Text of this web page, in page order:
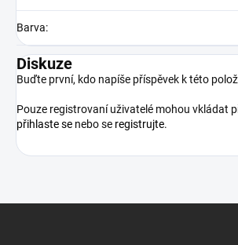
Barva:
Diskuze
Buďte první, kdo napíše příspěvek k této
Pouze registrovaní uživatelé mohou vkládat
přihlaste se nebo se registrujte.